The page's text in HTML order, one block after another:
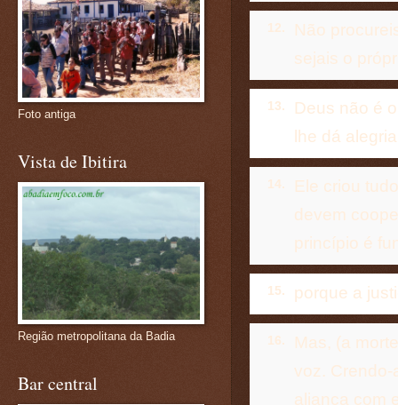
12.
Não
sejais o
13.
Deus não é
lhe dá
14.
Ele criou
devem
princípio é
15. porque a
16.
Mas, (a
voz.
aliança com
Foto antiga
Vista de Ibitira
Região metropolitana da Badia
Bar central